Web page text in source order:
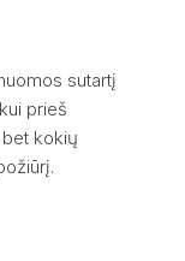
sutartį
prieš
kokių